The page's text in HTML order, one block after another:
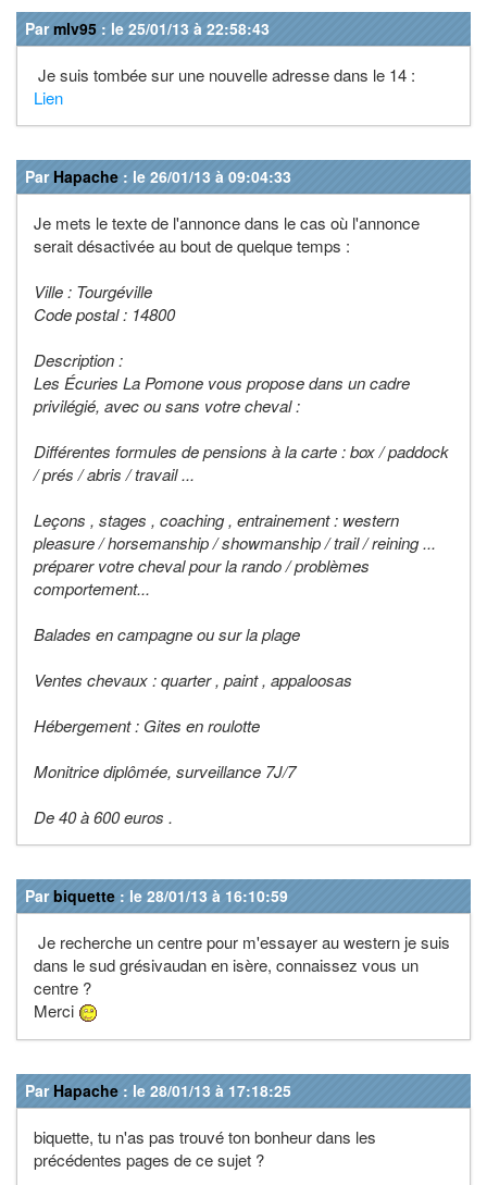
Parmlv95 : le 25/01/13 à 22:58:43
Je suis tombée sur une nouvelle adresse dans le 14 :
Lien
Par Hapache : le 26/01/13 à 09:04:33
Je mets le texte de l'annonce dans le cas où l'annonce
serait désactivée au bout de quelque temps :
Ville : Tourgéville
Code postal : 14800
Description :
Les Écuries La Pomone vous propose dans un cadre
privilégié, avec ou sans votre cheval :
Différentes formules de pensions à la carte : box / paddock
/ prés / abris / travail ...
Leçons , stages , coaching , entrainement : western
pleasure / horsemanship / showmanship / trail / reining ...
préparer votre cheval pour la rando / problèmes
comportement...
Balades en campagne ou sur la plage
Ventes chevaux : quarter , paint , appaloosas
Hébergement : Gites en roulotte
Monitrice diplômée, surveillance 7J/7
De 40 à 600 euros .
Parbiquette : le 28/01/13 à 16:10:59
Je recherche un centre pour m'essayer au western je suis
dans le sud grésivaudan en isère, connaissez vous un
centre ?
Merci
Par Hapache : le 28/01/13 à 17:18:25
biquette, tu n'as pas trouvé ton bonheur dans les
précédentes pages de ce sujet ?